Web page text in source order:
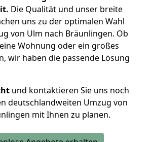
Die Qualität und unser breite
uns zu der optimalen Wahl
von Ulm nach Bräunlingen. Ob
Wohnung oder ein großes
wir haben die passende Lösung
und kontaktieren Sie uns noch
deutschlandweiten Umzug von
mit Ihnen zu planen.